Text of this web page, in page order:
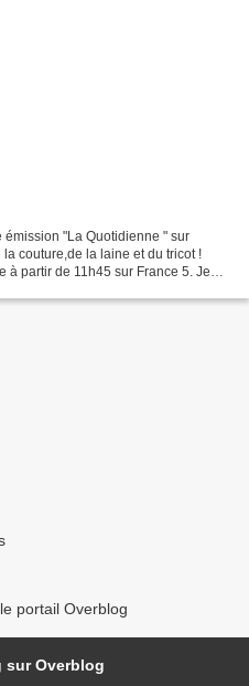
"La Quotidienne " sur
couture,de la laine et du tricot !
à partir de 11h45 sur France 5. Je
portail Overblog
sur Overblog